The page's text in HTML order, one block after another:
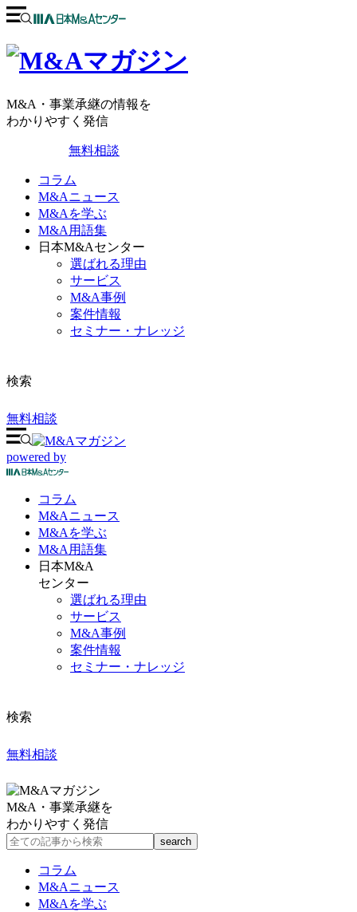
M&A・事業承継の情報を
わかりやすく発信
無料相談
コラム
M&Aニュース
M&Aを学ぶ
M&A用語集
日本M&Aセンター
選ばれる理由
サービス
M&A事例
案件情報
セミナー・ナレッジ
検索
無料相談
powered by
コラム
M&Aニュース
M&Aを学ぶ
M&A 用語集
日本M&A
センター
選ばれる理由
サービス
M&A事例
案件情報
セミナー・ナレッジ
検索
無料相談
M&A・事業承継を
わかりやすく発信
コラム
M&Aニュース
M&Aを学ぶ